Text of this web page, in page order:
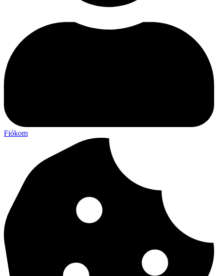
Fiókom